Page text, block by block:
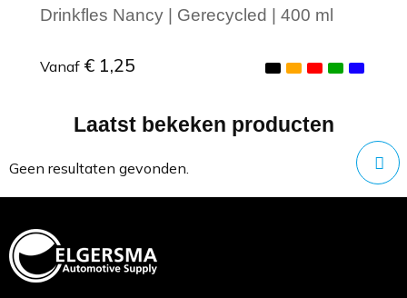
Drinkfles Nancy | Gerecycled | 400 ml
Vanaf € 1,25
Minimale afname: 1
Laatst bekeken producten
Geen resultaten gevonden.